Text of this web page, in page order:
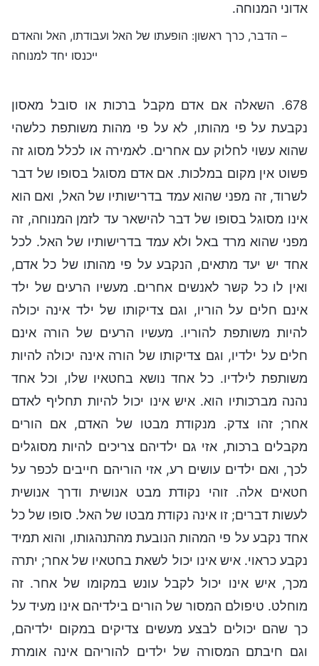
אדוני המנוחה.
– הדבר, כרך ראשון: הופעתו של האל ועבודתו, האל והאדם
ייכנסו יחד למנוחה
678. השאלה אם אדם מקבל ברכות או סובל מאסון
נקבעת על פי מהותו, לא על פי מהות משותפת כלשהי
שהוא עשוי לחלוק עם אחרים. לאמירה או לכלל מסוג זה
פשוט אין מקום במלכות. אם אדם מסוגל בסופו של דבר
לשרוד, זה מפני שהוא עמד בדרישותיו של האל, ואם הוא
אינו מסוגל בסופו של דבר להישאר עד לזמן המנוחה, זה
מפני שהוא מרד באל ולא עמד בדרישותיו של האל. לכל
אחד יש יעד מתאים, הנקבע על פי מהותו של כל אדם,
ואין לו כל קשר לאנשים אחרים. מעשיו הרעים של ילד
אינם חלים על הוריו, וגם צדיקותו של ילד אינה יכולה
להיות משותפת להוריו. מעשיו הרעים של הורה אינם
חלים על ילדיו, וגם צדיקותו של הורה אינה יכולה להיות
משותפת לילדיו. כל אחד נושא בחטאיו שלו, וכל אחד
נהנה מברכותיו הוא. איש אינו יכול להיות תחליף לאדם
אחר; זהו צדק. מנקודת מבטו של האדם, אם הורים
מקבלים ברכות, אזי גם ילדיהם צריכים להיות מסוגלים
לכך, ואם ילדים עושים רע, אזי הוריהם חייבים לכפר על
חטאים אלה. זוהי נקודת מבט אנושית ודרך אנושית
לעשות דברים; זו אינה נקודת מבטו של האל. סופו של כל
אחד נקבע על פי המהות הנובעת מהתנהגותו, והוא תמיד
נקבע כראוי. איש אינו יכול לשאת בחטאיו של אחר; יתרה
מכך, איש אינו יכול לקבל עונש במקומו של אחר. זה
מוחלט. טיפולם המסור של הורים בילדיהם אינו מעיד על
כך שהם יכולים לבצע מעשים צדיקים במקום ילדיהם,
וגם חיבתם המסורה של ילדים להוריהם אינה אומרת